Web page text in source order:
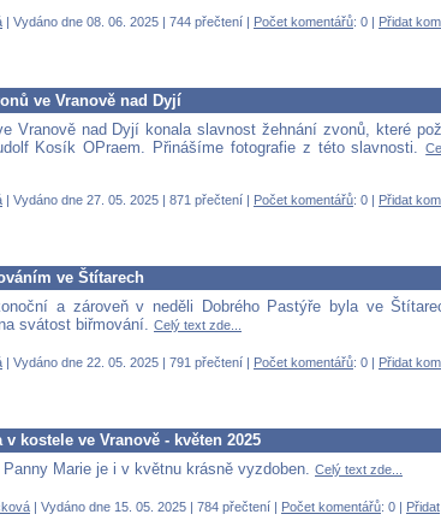
| Vydáno dne 08. 06. 2025 | 744 přečtení | Počet komentářů: 0 | Přidat
ve Vranově nad Dyjí
Vranově nad Dyjí konala slavnost žehnání zvonů, které
Kosík OPraem. Přinášíme fotografie z této slavnosti.
| Vydáno dne 27. 05. 2025 | 871 přečtení | Počet komentářů: 0 | Přidat
ve Štítarech
a zároveň v neděli Dobrého Pastýře byla ve
svátost biřmování.
Celý text zde...
| Vydáno dne 22. 05. 2025 | 791 přečtení | Počet komentářů: 0 | Přidat
kostele ve Vranově - květen 2025
Marie je i v květnu krásně vyzdoben.
Celý text zde...
| Vydáno dne 15. 05. 2025 | 784 přečtení | Počet komentářů: 0 | Přidat